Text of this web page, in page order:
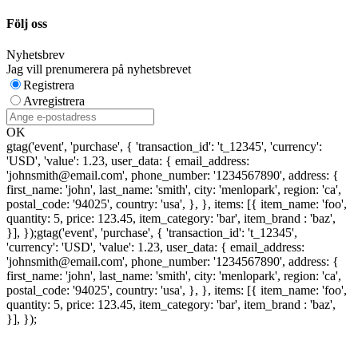
Följ oss
Nyhetsbrev
Jag vill prenumerera på nyhetsbrevet
Registrera
Avregistrera
OK
gtag('event', 'purchase', { 'transaction_id': 't_12345', 'currency':
'USD', 'value': 1.23, user_data: { email_address:
'johnsmith@email.com', phone_number: '1234567890', address: {
first_name: 'john', last_name: 'smith', city: 'menlopark', region: 'ca',
postal_code: '94025', country: 'usa', }, }, items: [{ item_name: 'foo',
quantity: 5, price: 123.45, item_category: 'bar', item_brand : 'baz',
}], });gtag('event', 'purchase', { 'transaction_id': 't_12345',
'currency': 'USD', 'value': 1.23, user_data: { email_address:
'johnsmith@email.com', phone_number: '1234567890', address: {
first_name: 'john', last_name: 'smith', city: 'menlopark', region: 'ca',
postal_code: '94025', country: 'usa', }, }, items: [{ item_name: 'foo',
quantity: 5, price: 123.45, item_category: 'bar', item_brand : 'baz',
}], });